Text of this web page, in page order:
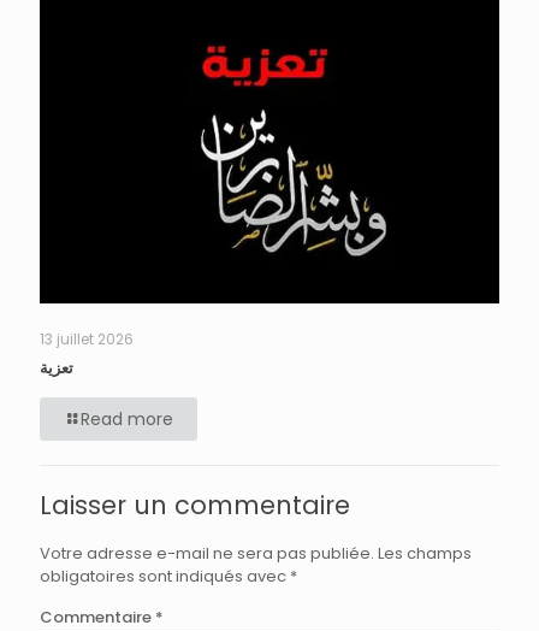
13 juillet 2026
تعزية
Read more
Laisser un commentaire
Votre adresse e-mail ne sera pas publiée. Les champs
obligatoires sont indiqués avec *
Commentaire *